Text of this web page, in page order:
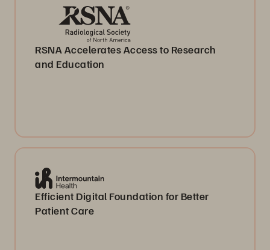
RSNA Accelerates Access to Research
and Education
Efficient Digital Foundation for Better
Patient Care